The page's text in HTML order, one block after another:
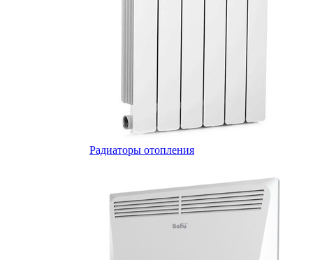
Радиаторы отопления